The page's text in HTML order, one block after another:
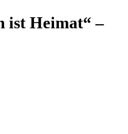
ist Heimat“ –